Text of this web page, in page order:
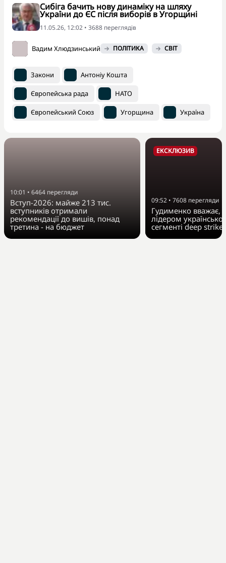
Сибіга бачить нову динаміку на шляху
України до ЄС після виборів в Угорщині
11.05.26, 12:02 • 3688 переглядiв
Вадим Хлюдзинський ПОЛІТИКА СВІТ
Закони Антоніу Кошта
Європейська рада НАТО
Європейський Союз Угорщина Україна
10:01 • 6464 перегляди
Вступ-2026: майже 213 тис.
вступників отримали
рекомендації до вишів, понад
третина - на бюджет
ЕКСКЛЮЗИВ
09:52 • 7608 перегляди
Гудименко вважає,
лідером
сегменті deep strike